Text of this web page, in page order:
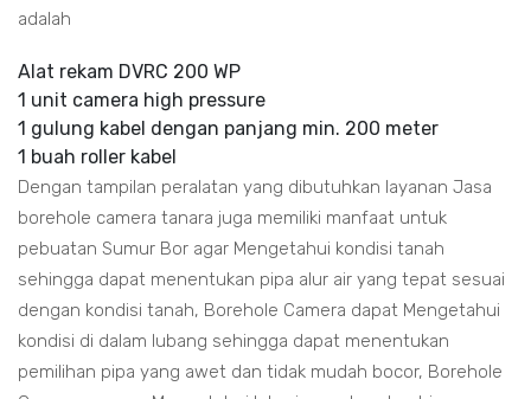
adalah
Alat rekam DVRC 200 WP
1 unit camera high pressure
1 gulung kabel dengan panjang min. 200 meter
1 buah roller kabel
Dengan tampilan peralatan yang dibutuhkan layanan Jasa
borehole camera tanara juga memiliki manfaat untuk
pebuatan Sumur Bor agar Mengetahui kondisi tanah
sehingga dapat menentukan pipa alur air yang tepat sesuai
dengan kondisi tanah, Borehole Camera dapat Mengetahui
kondisi di dalam lubang sehingga dapat menentukan
pemilihan pipa yang awet dan tidak mudah bocor, Borehole